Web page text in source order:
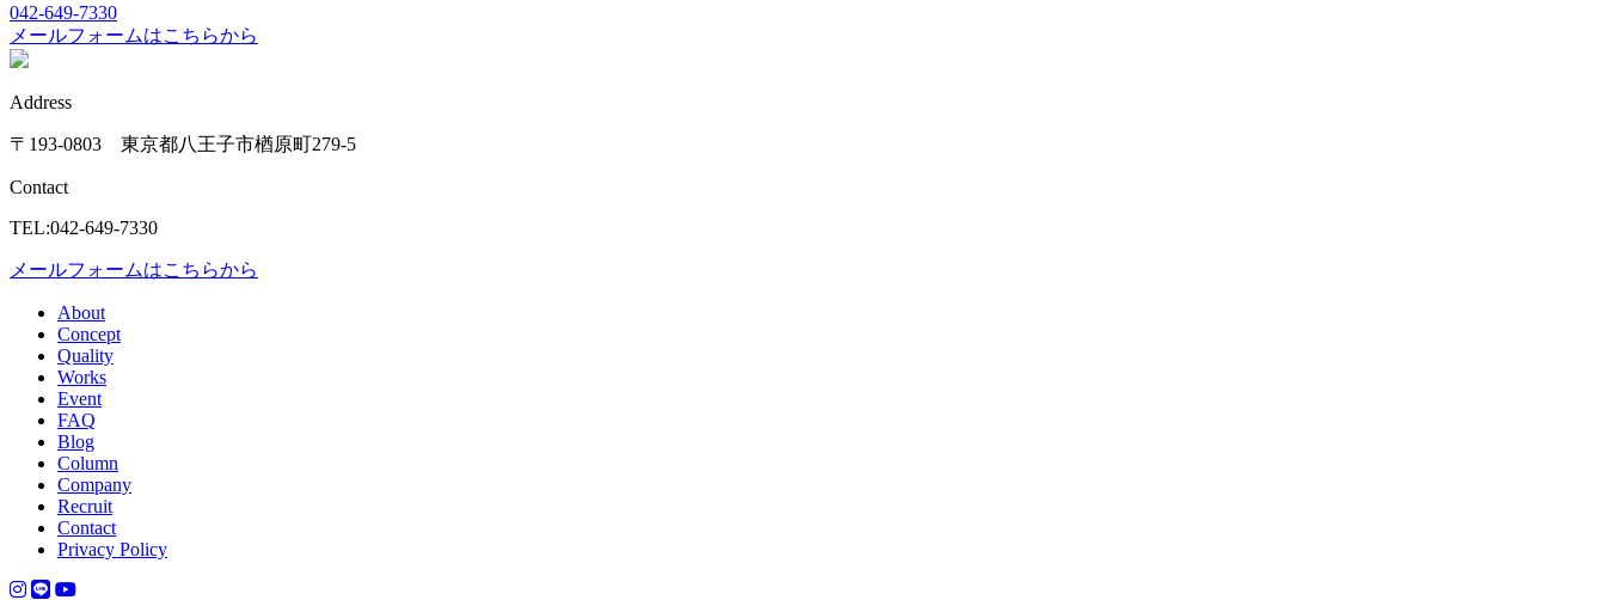
042-649-7330
メールフォームはこちらから
Address
〒193-0803 東京都八王子市楢原町279-5
Contact
TEL:042-649-7330
メールフォームはこちらから
About
Concept
Quality
Works
Event
FAQ
Blog
Column
Company
Recruit
Contact
Privacy Policy